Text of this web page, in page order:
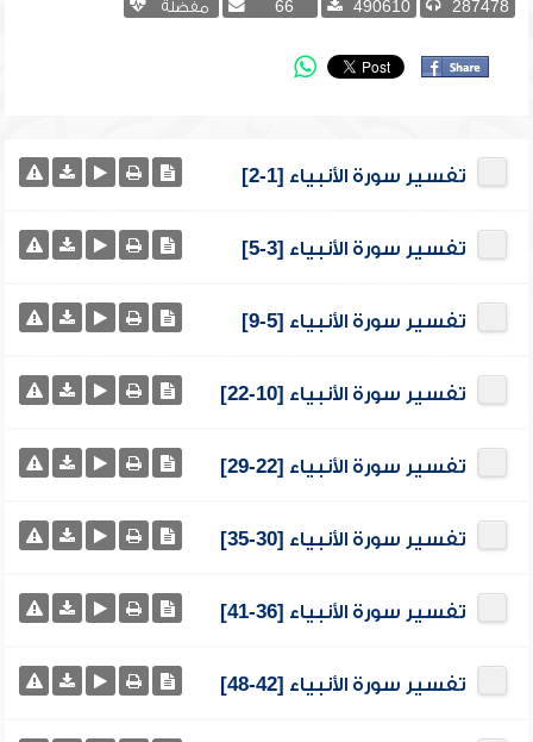
287478
490610
66 مفضلة
تفسير سورة الأنبياء [1-2]
تفسير سورة الأنبياء [3-5]
تفسير سورة الأنبياء [5-9]
تفسير سورة الأنبياء [10-22]
تفسير سورة الأنبياء [22-29]
تفسير سورة الأنبياء [30-35]
تفسير سورة الأنبياء [36-41]
تفسير سورة الأنبياء [42-48]